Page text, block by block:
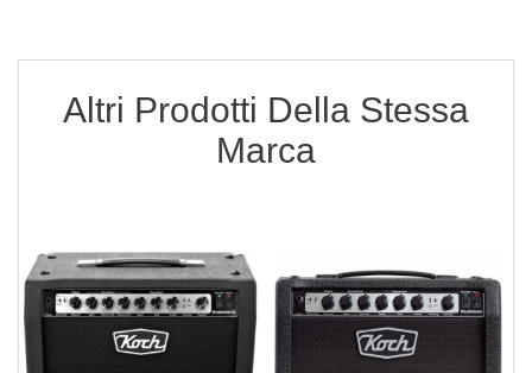
Altri Prodotti Della Stessa
Marca